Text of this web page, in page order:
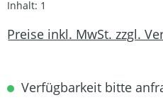
Inhalt: 1
Preise inkl. MwSt. zzgl.
Verfügbarkeit bitte